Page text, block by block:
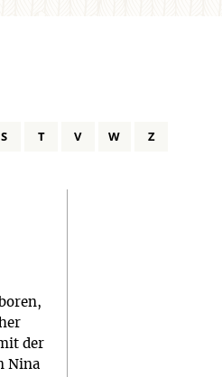
S T V W Z
der
Nina